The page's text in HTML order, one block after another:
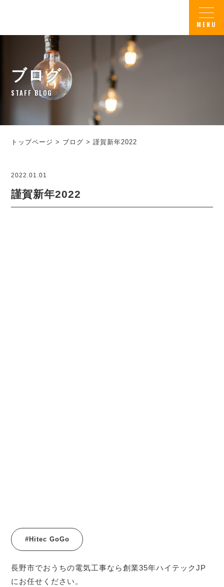
ブログ
STAFF BLOG
トップページ > ブログ >謹賀新年2022
2022.01.01
謹賀新年2022
#Hitec GoGo
長野市でおうちの電気工事なら創業35年ハイテックJP
にお任せください。